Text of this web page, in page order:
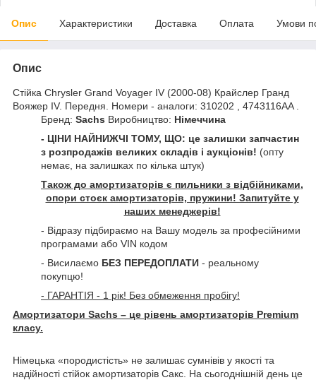
Опис Характеристики Доставка Оплата Умови
Опис
Стійка Chrysler Grand Voyager IV (2000-08) Крайслер Гранд
Вояжер IV. Передня. Номери - аналоги: 310202 , 4743116AA .
Бренд: Sachs Виробництво: Німеччина
- ЦІНИ НАЙНИЖЧІ ТОМУ, ЩО: це залишки запчастин
з розпродажів великих складів і аукціонів! (опту
немає, на залишках по кілька штук)
Також до амортизаторів є пильники з відбійниками,
опори стоєк амортизаторів, пружини! Запитуйте у
наших менеджерів!
- Відразу підбираємо на Вашу модель за професійними
програмами або VIN кодом
- Висилаємо БЕЗ ПЕРЕДОПЛАТИ - реальному
покупцю!
- ГАРАНТІЯ - 1 рік! Без обмеження пробігу!
Амортизатори Sachs – це рівень амортизаторів Premium
класу.
Німецька «породистість» не залишає сумнівів у якості та
надійності стійок амортизаторів Сакс. На сьогоднішній день це